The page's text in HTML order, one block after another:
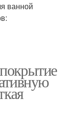
ванной